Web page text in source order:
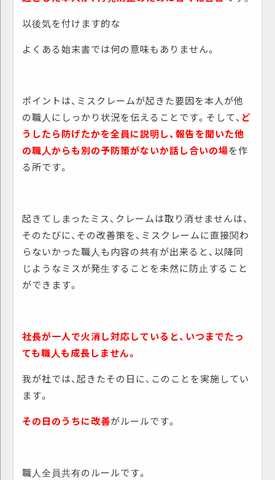
以後気を付けます的な
よくある始末書では何の意味もありません。
ポイントは、ミスクレームが起きた要因を本人が他
の職人にしっかり状況を伝えることです。そして、 ど
うしたら防げたかを全員に説明し、報告を聞いた他
の職人からも別の予防策がないか話し合いの場を作
る所です。
起きてしまったミス、クレームは取り消せませんは、
そのたびに、その改善策を、ミスクレームに直接関わ
らないかった職人も内容の共有が出来ると、以降同
じようなミスが発生することを未然に防止すること
ができます。
社長が一人で火消し対応していると、いつまでたっ
ても職人も成長しません。
我が社では、起きたその日に、このことを実施してい
ます。
その日のうちに改善がルールです。
職人全員共有のルールです。